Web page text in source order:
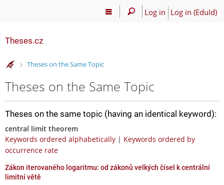
Log in Log in (EduId)
Theses.cz
>
Theses on the Same Topic
Theses on the Same Topic
Theses on the same topic (having an identical keyword):
central limit theorem
Keywords ordered alphabetically | Keywords ordered by
occurrence rate
Zákon iterovaného logaritmu: od zákonů velkých čísel k centrální
limitní větě